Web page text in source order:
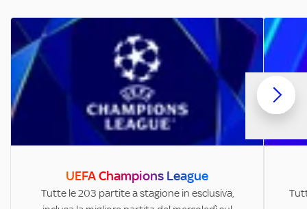
UEFA Champions League
Tutte le 203 partite a stagione in esclusiva,